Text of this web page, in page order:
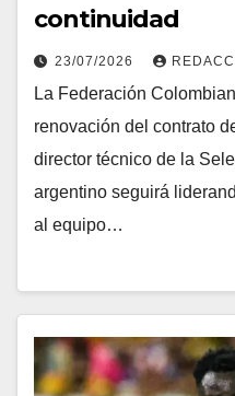
continuidad
23/07/2026
La Federación
renovación del contrato
director técnico de la
argentino seguirá
al equipo…